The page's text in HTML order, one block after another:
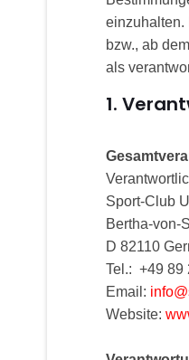
einzuhalten.
bzw., ab
als
1.
Sport-Club
Bertha-von-
D 82110
Tel.: +49 89
Email:
Website: